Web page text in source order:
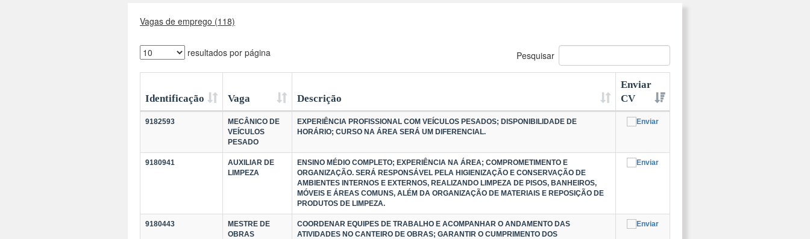
Vagas de emprego (118)
resultados por página Pesquisar
Identificação Vaga Descrição
Enviar
CV
9182593
MECÂNICO DE
VEÍCULOS
PESADO
EXPERIÊNCIA PROFISSIONAL COM VEÍCULOS PESADOS; DISPONIBILIDADE DE
HORÁRIO; CURSO NA ÁREA SERÁ UM DIFERENCIAL.
9180941
AUXILIAR DE
LIMPEZA
ENSINO MÉDIO COMPLETO; EXPERIÊNCIA NA ÁREA; COMPROMETIMENTO E
ORGANIZAÇÃO. SERÁ RESPONSÁVEL PELA HIGIENIZAÇÃO E CONSERVAÇÃO DE
AMBIENTES INTERNOS E EXTERNOS, REALIZANDO LIMPEZA DE PISOS, BANHEIROS,
MÓVEIS E ÁREAS COMUNS, ALÉM DA ORGANIZAÇÃO DE MATERIAIS E REPOSIÇÃO DE
PRODUTOS DE LIMPEZA.
9180443
MESTRE DE
OBRAS
COORDENAR EQUIPES DE TRABALHO E ACOMPANHAR O ANDAMENTO DAS
ATIVIDADES NO CANTEIRO DE OBRAS; GARANTIR O CUMPRIMENTO DOS